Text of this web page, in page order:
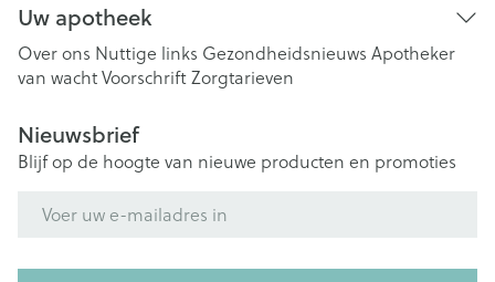
Uw apotheek
Over ons Nuttige links Gezondheidsnieuws Apotheker
van wachtVoorschriftZorgtarieven
Nieuwsbrief
Blijf op de hoogte van nieuwe producten en promoties